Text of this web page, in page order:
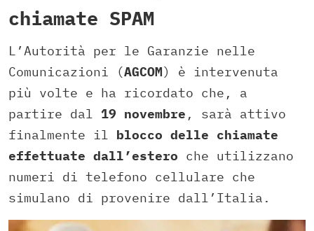
chiamate SPAM
L’Autorità per le Garanzie nelle
Comunicazioni (AGCOM) è intervenuta
più volte e ha ricordato che, a
partire dal 19 novembre , sarà attivo
finalmente il blocco delle chiamate
effettuate dall’estero che utilizzano
numeri di telefono cellulare che
simulano di provenire dall’Italia.